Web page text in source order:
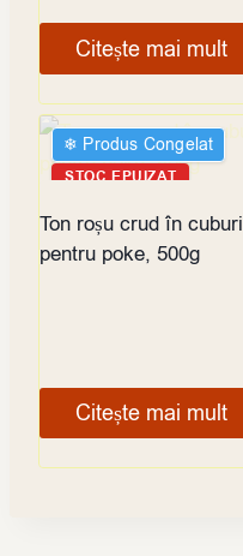
Citește mai mult
❄︎ Produs Congelat
STOC EPUIZAT
Ton roșu crud în cuburi
pentru poke, 500g
Citește mai mult